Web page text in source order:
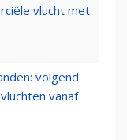
vlucht met
volgend
vanaf